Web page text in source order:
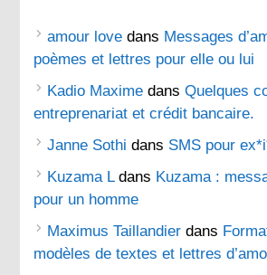
amour love dans Messages
poèmes et lettres pour elle ou lui
Kadio Maxime dansQuelques
entreprenariat et crédit bancaire.
Janne Sothi dans SMS pour
Kuzama Ldans Kuzama :
pour un homme
Maximus Taillandier dans
modèles de textes et lettres